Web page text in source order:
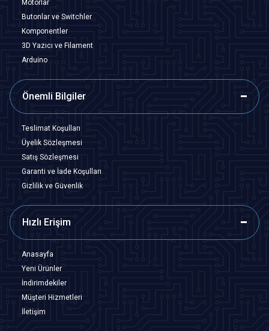
Motorlar
Butonlar ve Switchler
Komponentler
3D Yazıcı ve Filament
Arduino
Önemli Bilgiler
Teslimat Koşulları
Üyelik Sözleşmesi
Satış Sözleşmesi
Garanti ve İade Koşulları
Gizlilik ve Güvenlik
Hızlı Erişim
Anasayfa
Yeni Ürünler
İndirimdekiler
Müşteri Hizmetleri
İletişim